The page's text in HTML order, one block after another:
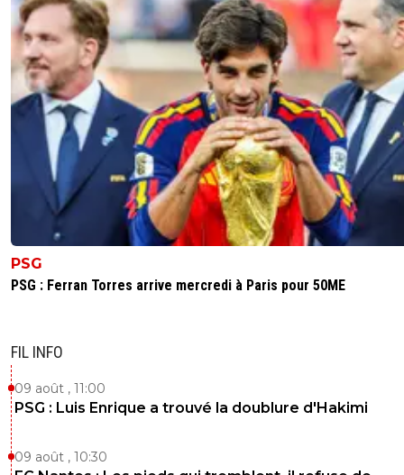
PSG
PSG : Ferran Torres arrive mercredi à Paris pour 50ME
FIL INFO
09 août , 11:00
PSG : Luis Enrique a trouvé la doublure d'Hakimi
09 août , 10:30